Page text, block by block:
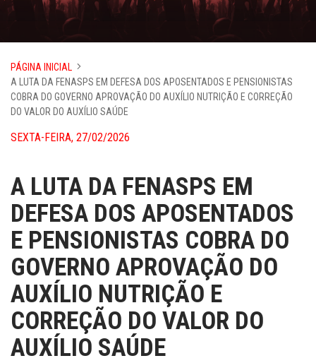
PÁGINA INICIAL
A LUTA DA FENASPS EM DEFESA DOS APOSENTADOS E PENSIONISTAS
COBRA DO GOVERNO APROVAÇÃO DO AUXÍLIO NUTRIÇÃO E CORREÇÃO
DO VALOR DO AUXÍLIO SAÚDE
SEXTA-FEIRA, 27/02/2026
A LUTA DA FENASPS EM
DEFESA DOS APOSENTADOS
E PENSIONISTAS COBRA DO
GOVERNO APROVAÇÃO DO
AUXÍLIO NUTRIÇÃO E
CORREÇÃO DO VALOR DO
AUXÍLIO SAÚDE